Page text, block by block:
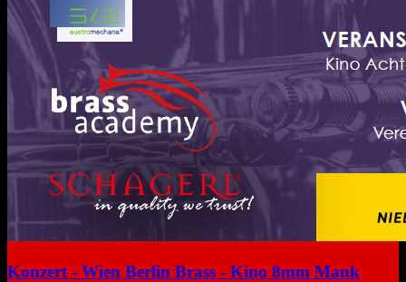
Konzert - Wien Berlin Brass - Kino 8mm Mank